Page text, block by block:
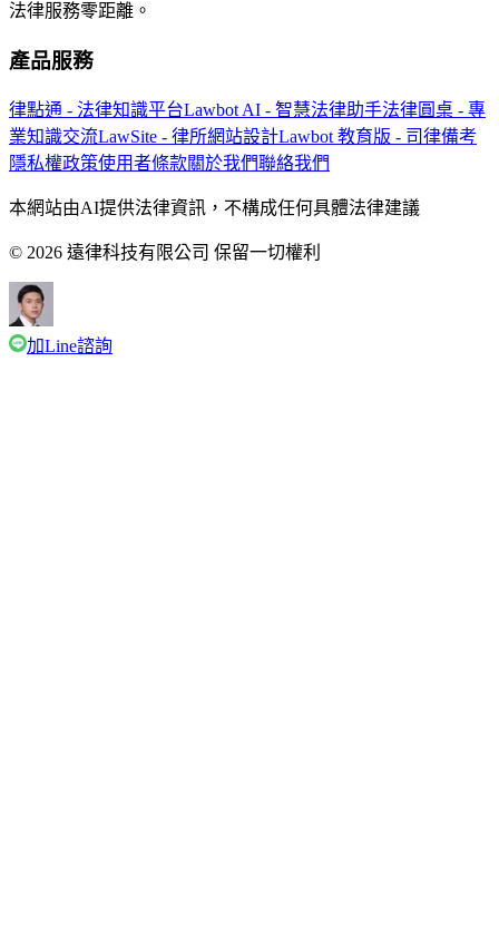
法律服務零距離。
產品服務
律點通 - 法律知識平台Lawbot AI - 智慧法律助手法律圓桌 - 專
業知識交流LawSite - 律所網站設計Lawbot 教育版 - 司律備考
隱私權政策使用者條款關於我們聯絡我們
本網站由AI提供法律資訊，不構成任何具體法律建議
© 2026 遠律科技有限公司 保留一切權利
加Line諮詢